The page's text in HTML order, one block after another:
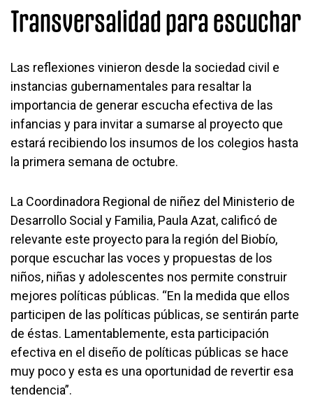
Transversalidad para escuchar
Las reflexiones vinieron desde la sociedad civil e
instancias gubernamentales para resaltar la
importancia de generar escucha efectiva de las
infancias y para invitar a sumarse al proyecto que
estará recibiendo los insumos de los colegios hasta
la primera semana de octubre.
La Coordinadora Regional de niñez del Ministerio de
Desarrollo Social y Familia, Paula Azat, calificó de
relevante este proyecto para la región del Biobío,
porque escuchar las voces y propuestas de los
niños, niñas y adolescentes nos permite construir
mejores políticas públicas. “En la medida que ellos
participen de las políticas públicas, se sentirán parte
de éstas. Lamentablemente, esta participación
efectiva en el diseño de políticas públicas se hace
muy poco y esta es una oportunidad de revertir esa
tendencia”.